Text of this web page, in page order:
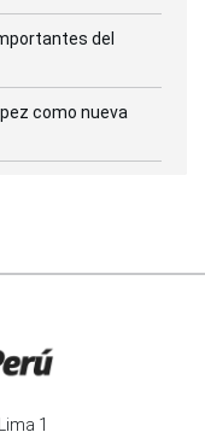
del
como nueva
1